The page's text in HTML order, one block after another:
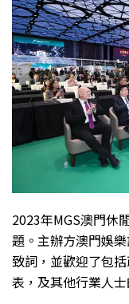
2023年MGS澳門休
題。主辦方澳門娛
致詞，並歡迎了包
表，及其他行業人